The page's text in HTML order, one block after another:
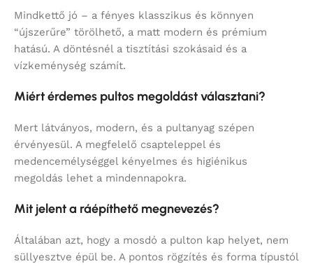
Mindkettő jó – a fényes klasszikus és könnyen
“újszerűre” törölhető, a matt modern és prémium
hatású. A döntésnél a tisztítási szokásaid és a
vízkeménység számít.
Miért érdemes pultos megoldást választani?
Mert látványos, modern, és a pultanyag szépen
érvényesül. A megfelelő csapteleppel és
medencemélységgel kényelmes és higiénikus
megoldás lehet a mindennapokra.
Mit jelent a ráépíthető megnevezés?
Általában azt, hogy a mosdó a pulton kap helyet, nem
süllyesztve épül be. A pontos rögzítés és forma típustól